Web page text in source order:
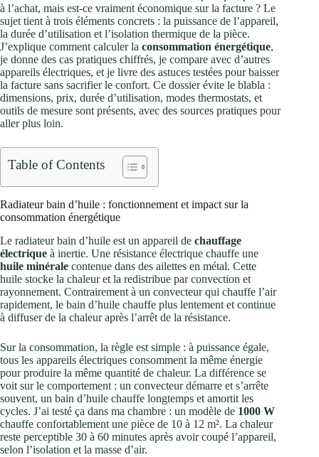
à l’achat, mais est‑ce vraiment économique sur la facture ? Le
sujet tient à trois éléments concrets : la puissance de l’appareil,
la durée d’utilisation et l’isolation thermique de la pièce.
J’explique comment calculer la consommation énergétique,
je donne des cas pratiques chiffrés, je compare avec d’autres
appareils électriques, et je livre des astuces testées pour baisser
la facture sans sacrifier le confort. Ce dossier évite le blabla :
dimensions, prix, durée d’utilisation, modes thermostats, et
outils de mesure sont présents, avec des sources pratiques pour
aller plus loin.
Table of Contents
Radiateur bain d’huile : fonctionnement et impact sur la
consommation énergétique
Le radiateur bain d’huile est un appareil de chauffage
électrique à inertie. Une résistance électrique chauffe une
huile minérale contenue dans des ailettes en métal. Cette
huile stocke la chaleur et la redistribue par convection et
rayonnement. Contrairement à un convecteur qui chauffe l’air
rapidement, le bain d’huile chauffe plus lentement et continue
à diffuser de la chaleur après l’arrêt de la résistance.
Sur la consommation, la règle est simple : à puissance égale,
tous les appareils électriques consomment la même énergie
pour produire la même quantité de chaleur. La différence se
voit sur le comportement : un convecteur démarre et s’arrête
souvent, un bain d’huile chauffe longtemps et amortit les
cycles. J’ai testé ça dans ma chambre : un modèle de 1000 W
chauffe confortablement une pièce de 10 à 12 m². La chaleur
reste perceptible 30 à 60 minutes après avoir coupé l’appareil,
selon l’isolation et la masse d’air.